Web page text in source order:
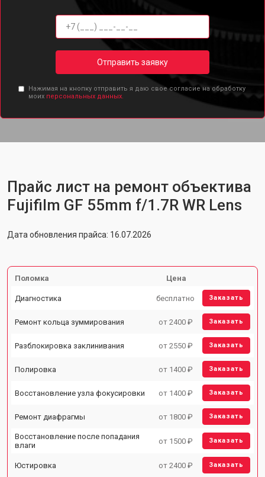
Отправить заявку
Нажимая на кнопку отправить я даю свое согласие на обработку
моих персональных данных.
Прайс лист на ремонт объектива
Fujifilm GF 55mm f/1.7R WR Lens
Дата обновления прайса: 16.07.2026
Поломка Цена
Диагностика бесплатно Заказать
Ремонт кольца зуммирования от 2400 ₽ Заказать
Разблокировка заклинивания от 2550 ₽ Заказать
Полировка от 1400 ₽ Заказать
Восстановление узла фокусировки от 1400 ₽ Заказать
Ремонт диафрагмы от 1800 ₽ Заказать
Восстановление после попадания
влаги
от 1500 ₽ Заказать
Юстировка от 2400 ₽ Заказать